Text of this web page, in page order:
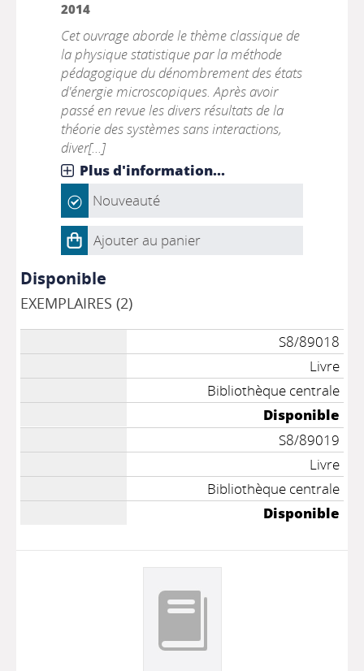
2014
Cet ouvrage aborde le thème classique de
la physique statistique par la méthode
pédagogique du dénombrement des états
d'énergie microscopiques. Après avoir
passé en revue les divers résultats de la
théorie des systèmes sans interactions,
diver[...]
Plus d'information...
Nouveauté
Ajouter au panier
Disponible
EXEMPLAIRES (2)
S8/89018
Livre
Bibliothèque centrale
Disponible
S8/89019
Livre
Bibliothèque centrale
Disponible